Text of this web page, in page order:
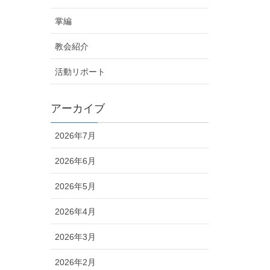
掌編
教会紹介
活動リポート
アーカイブ
2026年7月
2026年6月
2026年5月
2026年4月
2026年3月
2026年2月